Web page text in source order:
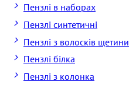
Пензлі в наборах
Пензлі синтетичні
Пензлі з волосків щетини
Пензлі білка
Пензлі з колонка